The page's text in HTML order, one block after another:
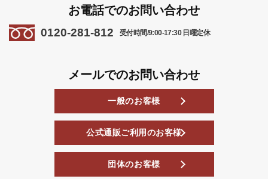
お電話でのお問い合わせ
0120-281-812 受付時間/9:00-17:30 日曜定休
メールでのお問い合わせ
一般のお客様
公式通販ご利用のお客様
団体のお客様